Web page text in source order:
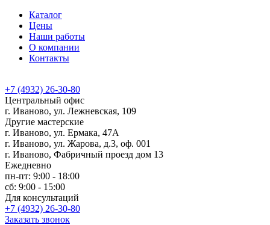
Каталог
Цены
Наши работы
О компании
Контакты
+7 (4932) 26-30-80
Центральный офис
г. Иваново, ул. Лежневская, 109
Другие мастерские
г. Иваново, ул. Ермака, 47А
г. Иваново, ул. Жарова, д.3, оф. 001
г. Иваново, Фабричный проезд дом 13
Ежедневно
пн-пт: 9:00 - 18:00
сб: 9:00 - 15:00
Для консультаций
+7 (4932) 26-30-80
Заказать звонок